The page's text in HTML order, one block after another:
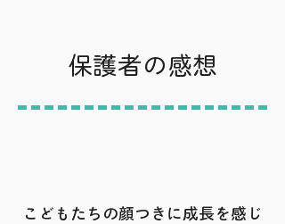
​保護者の感想
こどもたちの顔つきに成長を感じ